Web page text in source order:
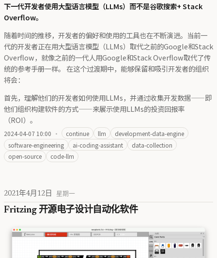
下一代开发者使用大型语言模型（LLMs）而不是谷歌搜索+ Stack
Overflow。
随着时间的推移，开发者的偏好和使用的工具也在不断演进。当前一
代的开发者正在用大型语言模型（LLMs）取代之前的Google和Stack
Overflow，就像之前的一代人用Google和Stack Overflow取代了传
统的参考手册一样。 在这个过渡期中，能够保留和吸引开发者的组织
将会：
首先，理解他们的开发者如何使用LLMs，并通过收集开发数据——即
他们组织构建软件的方式——来展示使用LLMs的投资回报率
（ROI）。
2024-04-07 10:00 · continue llm
development-data-engine
software-engineering
ai-coding-assistant
data-collection
open-source
code-llm
2021年4月12日 星期一
Fritzing 开源电子设计自动化软件